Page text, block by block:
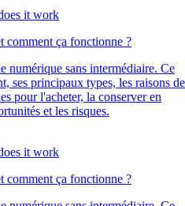
comment ça fonctionne ?
numérique sans intermédiaire. Ce
ses principaux types, les raisons de
pour l'acheter, la conserver en
et les risques.
comment ça fonctionne ?